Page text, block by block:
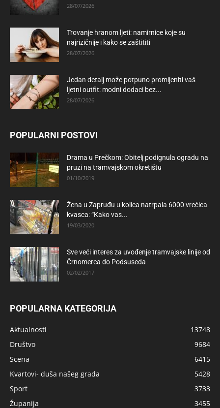
28/07/2026
Trovanje hranom ljeti: namirnice koje su
najrizičnije i kako se zaštititi
28/07/2026
Jedan detalj može potpuno promijeniti vaš
ljetni outfit: modni dodaci bez...
28/07/2026
POPULARNI POSTOVI
Drama u Prečkom: Obitelj podignula ogradu na
pruzi na tramvajskom okretištu
01/10/2019
Žena u Zapruđu u kolica natrpala 6000 vrećica
kvasca: “Kako vas...
19/03/2020
Sve veći interes za uvođenje tramvajske linije od
Črnomerca do Podsuseda
02/02/2017
POPULARNA KATEGORIJA
Aktualnosti
13748
Društvo
9684
Scena
6415
Kvartovi- duša našeg grada
5428
Sport
3733
Županija
3455